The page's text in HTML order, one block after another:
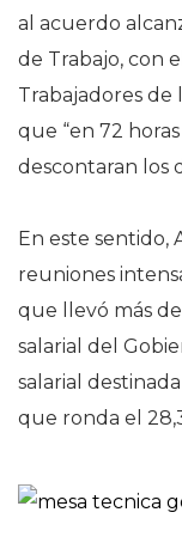
al acuerdo
de Trabajo, con
Trabajadores
que “en 72
descontaran los
En este sentido,
reuniones
que llevó más
salarial del
salarial
que ronda el